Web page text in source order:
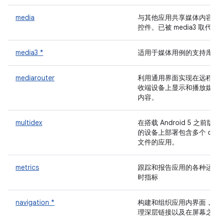
media
与其他应用共享媒体内容
控件。已被 media3 取代。
media3 * 适用于媒体用例的支持库
mediarouter
利用通用界面实现在远程
收端设备上显示和播放媒
内容。
multidex
在搭载 Android 5 之前版
的设备上部署包含多个
文件的应用。
metrics
跟踪和报告应用的各种运
时指标
navigation *
构建和组织应用内界面，
理深层链接以及在屏幕之